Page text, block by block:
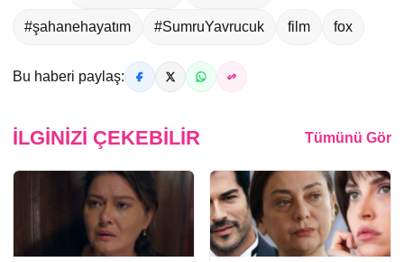
#şahanehayatım #SumruYavrucuk film fox
Bu haberi paylaş:
İLGINIZI ÇEKEBILIR Tümünü Gör